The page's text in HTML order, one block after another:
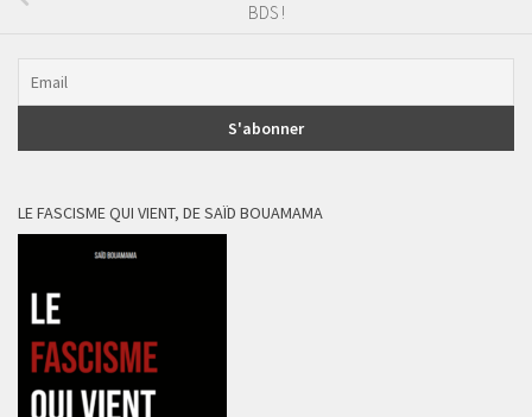
BDS !
LE FASCISME QUI VIENT, DE SAÏD BOUAMAMA